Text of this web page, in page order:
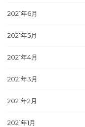
2021年6月
2021年5月
2021年4月
2021年3月
2021年2月
2021年1月